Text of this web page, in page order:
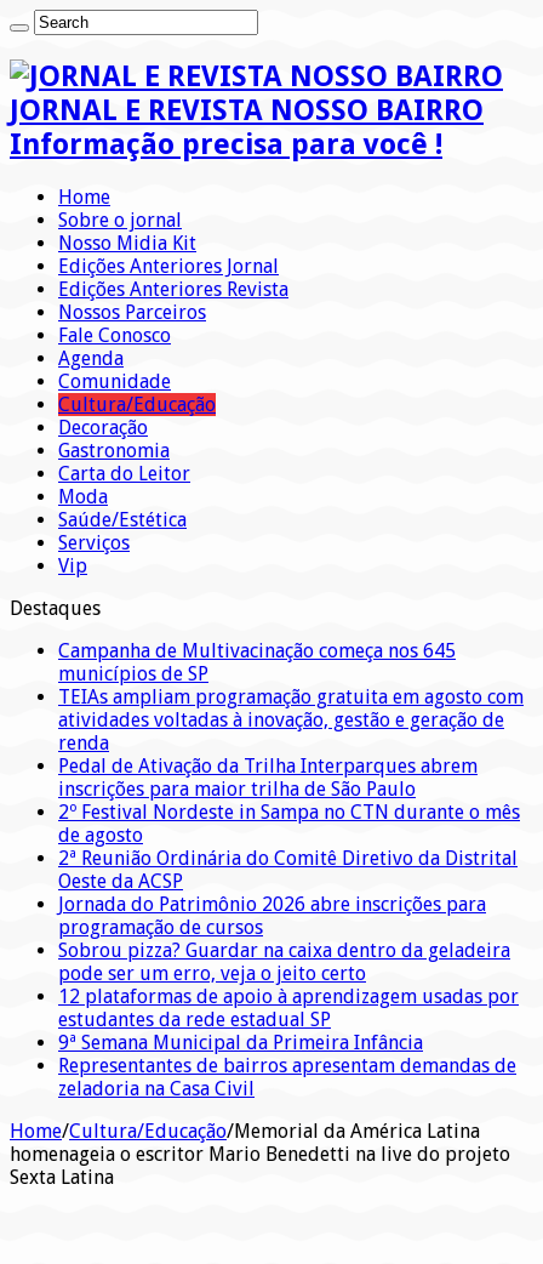
JORNAL E REVISTA NOSSO BAIRRO
Informação precisa para você !
Home
Sobre o jornal
Nosso Midia Kit
Edições Anteriores Jornal
Edições Anteriores Revista
Nossos Parceiros
Fale Conosco
Agenda
Comunidade
Cultura/Educação
Decoração
Gastronomia
Carta do Leitor
Moda
Saúde/Estética
Serviços
Vip
Destaques
Campanha de Multivacinação começa nos 645
municípios de SP
TEIAs ampliam programação gratuita em agosto com
atividades voltadas à inovação, gestão e geração de
renda
Pedal de Ativação da Trilha Interparques abrem
inscrições para maior trilha de São Paulo
2º Festival Nordeste in Sampa no CTN durante o mês
de agosto
2ª Reunião Ordinária do Comitê Diretivo da Distrital
Oeste da ACSP
Jornada do Patrimônio 2026 abre inscrições para
programação de cursos
Sobrou pizza? Guardar na caixa dentro da geladeira
pode ser um erro, veja o jeito certo
12 plataformas de apoio à aprendizagem usadas por
estudantes da rede estadual SP
9ª Semana Municipal da Primeira Infância
Representantes de bairros apresentam demandas de
zeladoria na Casa Civil
Home/Cultura/Educação/Memorial da América Latina
homenageia o escritor Mario Benedetti na live do projeto
Sexta Latina